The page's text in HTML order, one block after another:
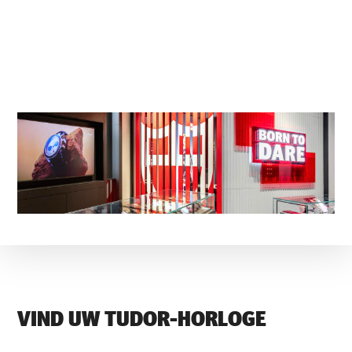
VIND UW TUDOR-HORLOGE